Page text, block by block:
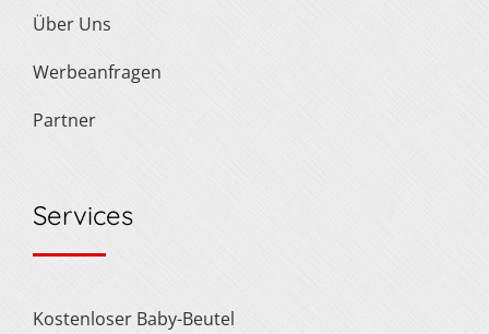
Über Uns
Werbeanfragen
Partner
Services
Kostenloser Baby-Beutel